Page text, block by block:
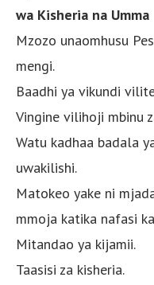
wa Kisheria na Umma
Mzozo unaomhusu
mengi.
Baadhi ya vikundi
Vingine vilihoji mbinu
Watu kadhaa badala
uwakilishi.
Matokeo yake ni
mmoja katika nafasi
Mitandao ya kijamii.
Taasisi za kisheria.